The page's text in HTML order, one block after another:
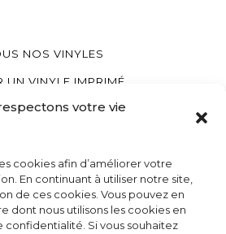
votre vie
cookies afin d’améliorer votre
En continuant à utiliser notre site,
de ces cookies. Vous pouvez en
dont nous utilisons les cookies en
Si vous souhaitez
NOS VINYLES
UN VINYLE IMPRIMÉ
UN VINYLE COEUR
POCHETTE VINYLE
MON COMPTE
CONTACT